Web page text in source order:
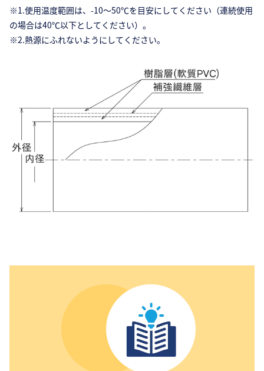
※1.使用温度範囲は、-10〜50℃を目安にしてください（連続使用
の場合は40℃以下としてください）。
※2.熱源にふれないようにしてください。